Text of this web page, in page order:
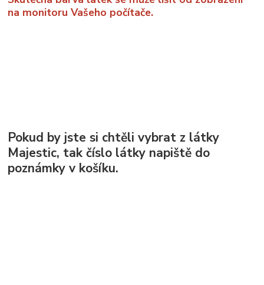
na monitoru Vašeho počítače.
Pokud by jste si chtěli vybrat z látky
Majestic, tak číslo látky napiště do
poznámky v košíku.